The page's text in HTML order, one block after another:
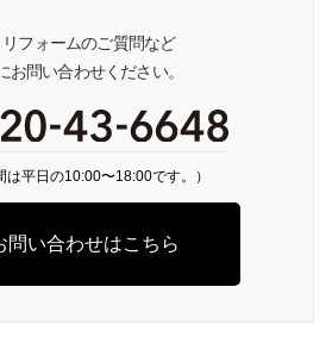
リフォームのご質問など
お問い合わせください。
は平日の10:00〜18:00です。）
問い合わせはこちら